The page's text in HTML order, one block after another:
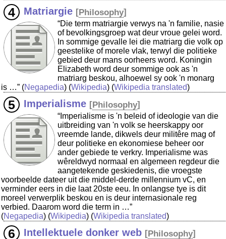
Matriargie [Philosophy]
“Die term matriargie verwys na 'n familie, nasie
of bevolkingsgroep wat deur vroue gelei word.
In sommige gevalle lei die matriarg die volk op
geestelike of morele vlak, terwyl die politieke
gebied deur mans oorheers word. Koningin
Elizabeth word deur sommige ook as 'n
matriarg beskou, alhoewel sy ook 'n monarg
is …” (Negapedia) (Wikipedia) (Wikipedia translated)
Imperialisme [Philosophy]
“Imperialisme is 'n beleid of ideologie van die
uitbreiding van 'n volk se heerskappy oor
vreemde lande, dikwels deur militêre mag of
deur politieke en ekonomiese beheer oor
ander gebiede te verkry. Imperialisme was
wêreldwyd normaal en algemeen regdeur die
aangetekende geskiedenis, die vroegste
voorbeelde dateer uit die middel-derde millennium vC, en
verminder eers in die laat 20ste eeu. In onlangse tye is dit
moreel verwerplik beskou en is deur internasionale reg
verbied. Daarom word die term in …”
(Negapedia) (Wikipedia) (Wikipedia translated)
Intellektuele donker web [Philosophy]